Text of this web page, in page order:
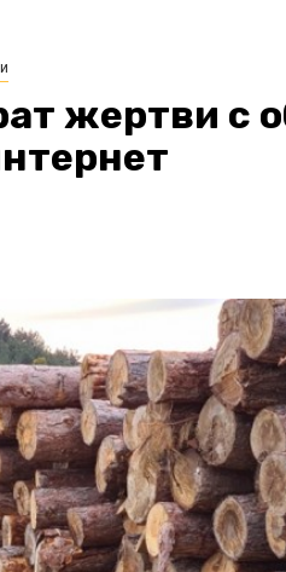
жертви с